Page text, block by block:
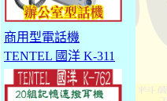
商用型電話機
TENTEL 國洋 K-311